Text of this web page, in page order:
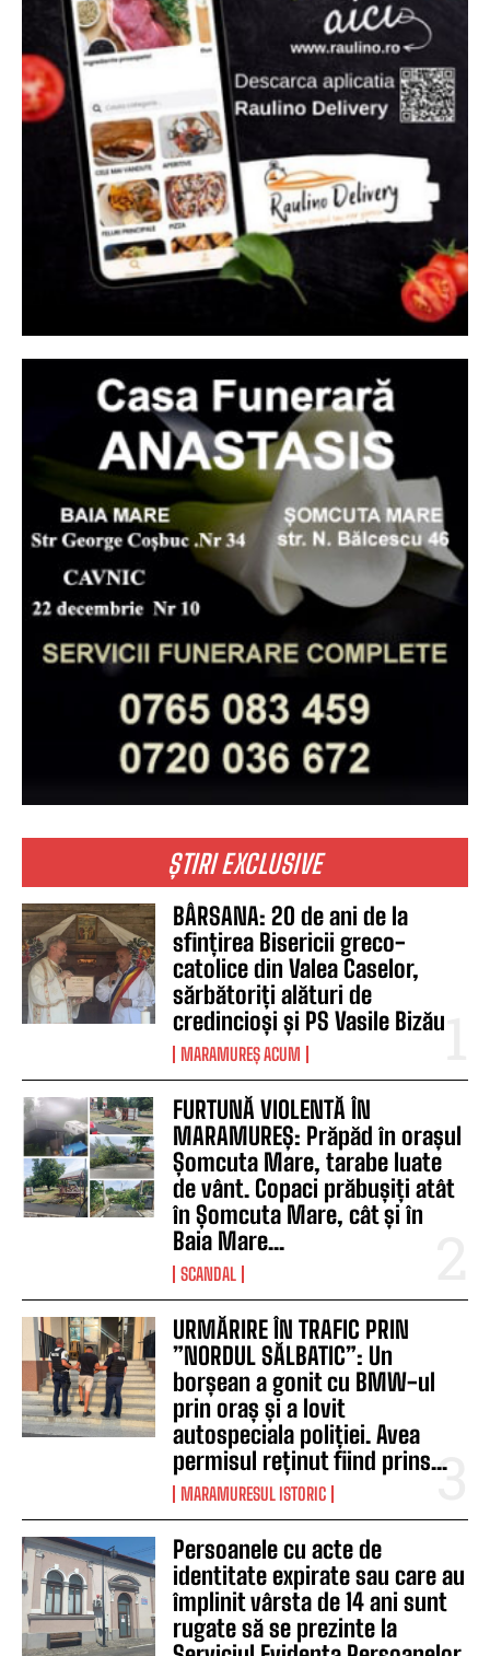
ȘTIRI EXCLUSIVE
BÂRSANA: 20 de ani de la
sfințirea Bisericii greco-
catolice din Valea Caselor,
sărbătoriți alături de
credincioși și PS Vasile Bizău
MARAMUREȘ ACUM
FURTUNĂ VIOLENTĂ ÎN
MARAMUREȘ: Prăpăd în orașul
Șomcuta Mare, tarabe luate
de vânt. Copaci prăbușiți atât
în Șomcuta Mare, cât și în
Baia Mare...
SCANDAL
URMĂRIRE ÎN TRAFIC PRIN
”NORDUL SĂLBATIC”: Un
borșean a gonit cu BMW-ul
prin oraș și a lovit
autospeciala poliției. Avea
permisul reținut fiind prins...
MARAMURESUL ISTORIC
Persoanele cu acte de
identitate expirate sau care au
împlinit vârsta de 14 ani sunt
rugate să se prezinte la